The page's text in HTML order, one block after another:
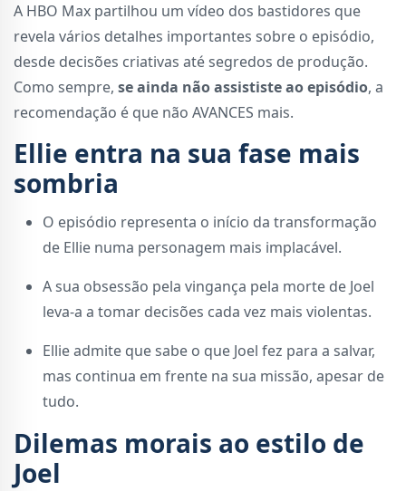
A HBO Max partilhou um vídeo dos bastidores que
revela vários detalhes importantes sobre o episódio,
desde decisões criativas até segredos de produção.
Como sempre, se ainda não assististe ao episódio, a
recomendação é que não AVANCES mais.
Ellie entra na sua fase mais
sombria
O episódio representa o início da transformação
de Ellie numa personagem mais implacável.
A sua obsessão pela vingança pela morte de Joel
leva-a a tomar decisões cada vez mais violentas.
Ellie admite que sabe o que Joel fez para a salvar,
mas continua em frente na sua missão, apesar de
tudo.
Dilemas morais ao estilo de
Joel